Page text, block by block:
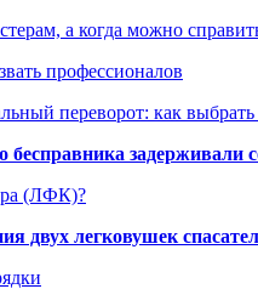
а когда можно
профессионалов
переворот: как
задерживали
(ЛФК)?
двух легковушек